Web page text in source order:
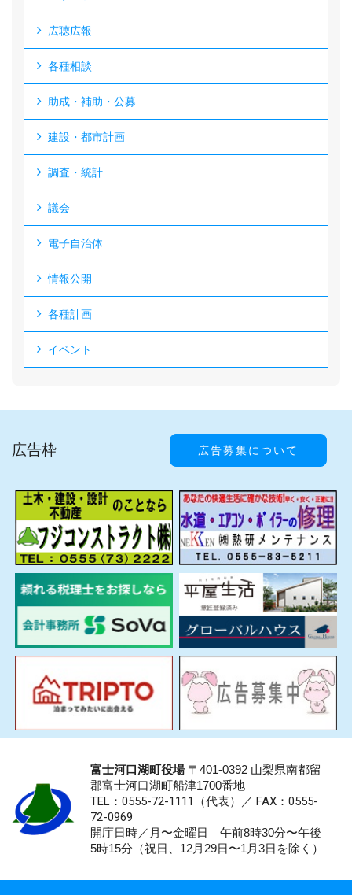
広聴広報
各種相談
助成・補助・公募
建設・都市計画
調査・統計
議会
電子自治体
情報公開
各種計画
イベント
広告枠 広告募集について
富士河口湖町役場〒401-0392 山梨県南都留
郡富士河口湖町船津1700番地
TEL：0555-72-1111 （代表）／ FAX：0555-
72-0969
開庁日時／月〜金曜日 午前8時30分〜午後
5時15分（祝日、12月29日〜1月3日を除く）